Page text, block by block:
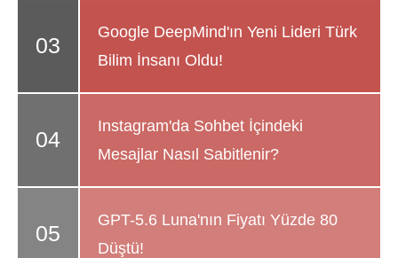
Google DeepMind'ın Yeni Lideri Türk
Bilim İnsanı Oldu!
Instagram'da Sohbet İçindeki
Mesajlar Nasıl Sabitlenir?
GPT-5.6 Luna'nın Fiyatı Yüzde 80
Düştü!